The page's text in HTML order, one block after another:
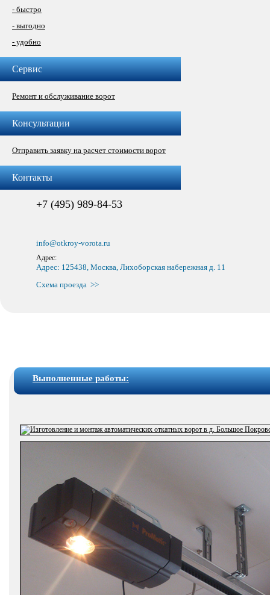
- быстро
- выгодно
- удобно
Сервис
Ремонт и обслуживание ворот
Консультации
Отправить заявку на расчет стоимости ворот
Контакты
+7 (495) 989-84-53
info@otkroy-vorota.ru
Адрес:
Адрес: 125438, Москва, Лихоборская набережная д. 11
Схема проезда >>
Выполненные работы: